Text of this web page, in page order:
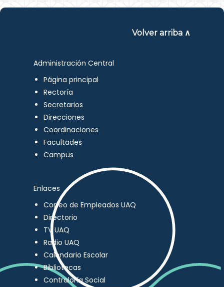
Volver arriba ∧
Administración Central
Página principal
Rectoría
Secretarios
Direcciones
Coordinaciones
Facultades
Campus
Enlaces
Correo de Empleados UAQ
Directorio
TV UAQ
Radio UAQ
Calendario Escolar
Bibliotecas
Contraloría Social